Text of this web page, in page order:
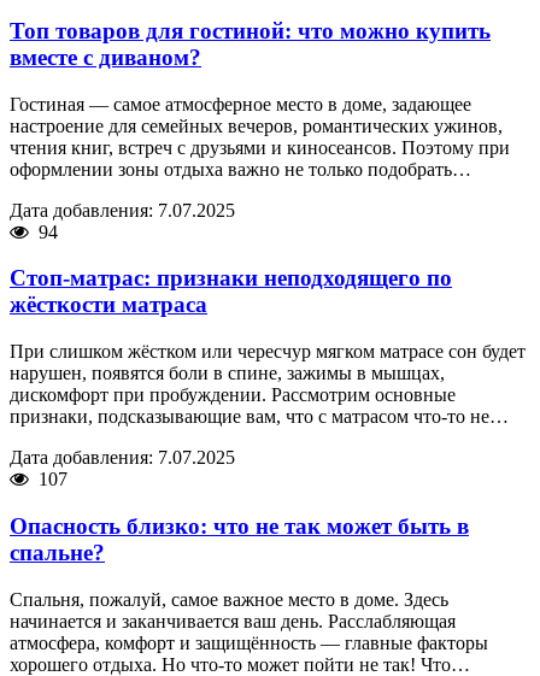
Топ товаров для гостиной: что можно купить
вместе с диваном?
Гостиная — самое атмосферное место в доме, задающее
настроение для семейных вечеров, романтических ужинов,
чтения книг, встреч с друзьями и киносеансов. Поэтому при
оформлении зоны отдыха важно не только подобрать…
Дата добавления: 7.07.2025
94
Стоп-матрас: признаки неподходящего по
жёсткости матраса
При слишком жёстком или чересчур мягком матрасе сон будет
нарушен, появятся боли в спине, зажимы в мышцах,
дискомфорт при пробуждении. Рассмотрим основные
признаки, подсказывающие вам, что с матрасом что-то не…
Дата добавления: 7.07.2025
107
Опасность близко: что не так может быть в
спальне?
Спальня, пожалуй, самое важное место в доме. Здесь
начинается и заканчивается ваш день. Расслабляющая
атмосфера, комфорт и защищённость — главные факторы
хорошего отдыха. Но что-то может пойти не так! Что…